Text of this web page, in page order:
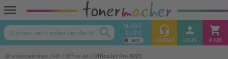
menu
keyboard_arrow_up
search Modell-
suche headset_mic
KONTAKT
person
LOGIN
shopping_cart
€ 0,00
Druckerpatronen HP OfficeJet OfficeJet Pro 8023